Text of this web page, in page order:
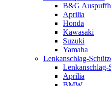
B&G
Aprilia
Honda
Kawasaki
Suzuki
Yamaha
Lenkanschlag-
Lenkanschlag-
Aprilia